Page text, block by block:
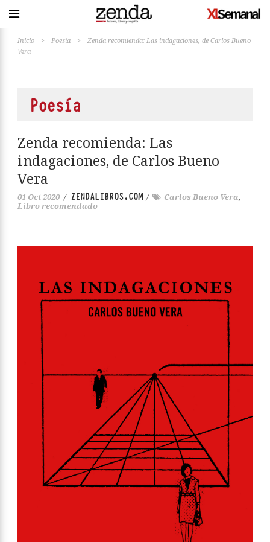
Inicio > Poesía >
Zenda recomienda: Las indagaciones, de Carlos Bueno
Vera
Poesía
Zenda recomienda: Las
indagaciones, de Carlos Bueno
Vera
01 Oct 2020 / ZENDALIBROS.COM/ Carlos Bueno Vera,
Libro recomendado